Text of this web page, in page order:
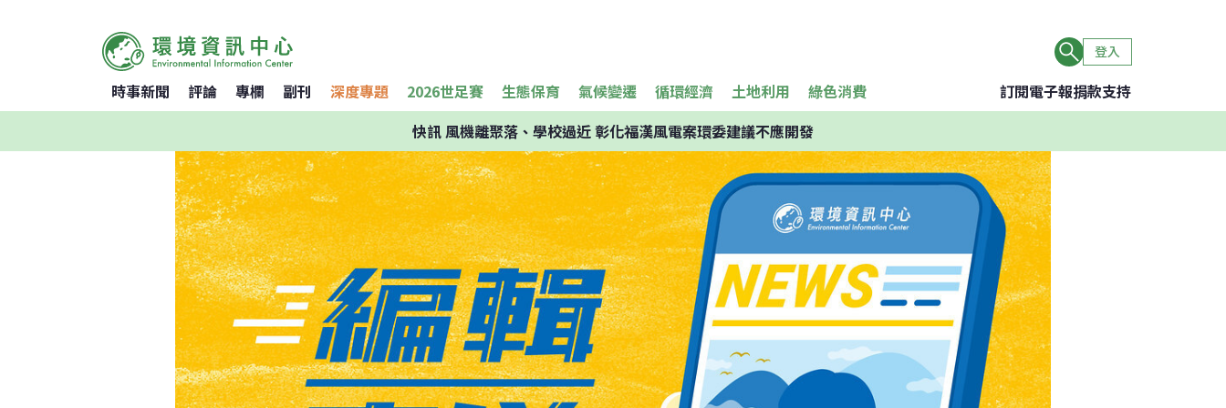
登入
時事新聞 評論 專欄 副刊 深度專題 2026世足賽 生態保育 氣候變遷 循環經濟 土地利用 綠色消費 訂閱電子報捐款支持
快訊風機離聚落、學校過近 彰化福漢風電案環委建議不應開發